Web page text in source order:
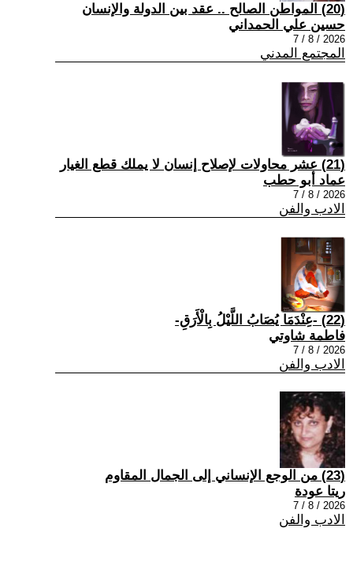
(20) المواطن الصالح .. عقد بين الدولة والإنسان
حسين علي الحمداني
2026 / 8 / 7
المجتمع المدني
(21) عشر محاولات لإصلاح إنسان لا يملك قطع الغيار
عماد أبو حطب
2026 / 8 / 7
الادب والفن
(22) -عِنْدَمَا يُصَابُ اللَّيْلُ بِالْأَرَقِ-
فاطمة شاوتي
2026 / 8 / 7
الادب والفن
(23) من الوجع الإنساني إلى الجمال المقاوم
ريتا عودة
2026 / 8 / 7
الادب والفن